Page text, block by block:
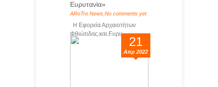
Ευρυτανία»
ARoTro News No comments yet
Η Εφορεία Αρχαιοτήτων
Φθιώτιδας και Ευρυ...
21
Απρ 2022